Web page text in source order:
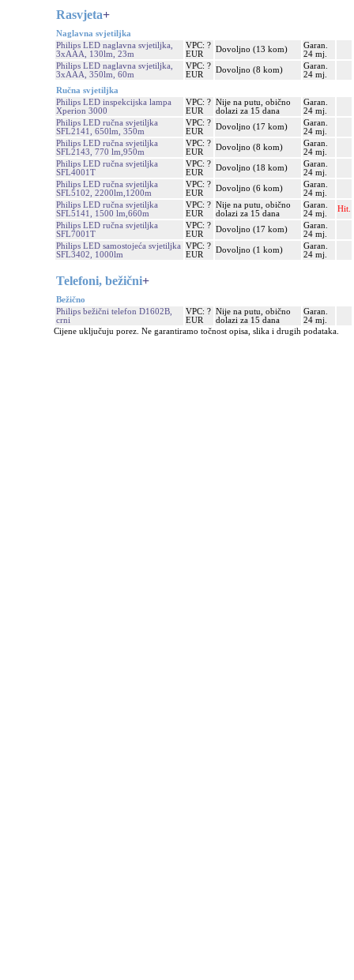
Rasvjeta+
Naglavna svjetiljka
Philips LED naglavna svjetiljka,
3xAAA, 130lm, 23m
VPC: ?
EUR
Dovoljno (13 kom)
Garan.
24 mj.
Philips LED naglavna svjetiljka,
3xAAA, 350lm, 60m
VPC: ?
EUR
Dovoljno (8 kom)
Garan.
24 mj.
Ručna svjetiljka
Philips LED inspekcijska lampa
Xperion 3000
VPC: ?
EUR
Nije na putu, obično
dolazi za 15 dana
Garan.
24 mj.
Philips LED ručna svjetiljka
SFL2141, 650lm, 350m
VPC: ?
EUR
Dovoljno (17 kom)
Garan.
24 mj.
Philips LED ručna svjetiljka
SFL2143, 770 lm,950m
VPC: ?
EUR
Dovoljno (8 kom)
Garan.
24 mj.
Philips LED ručna svjetiljka
SFL4001T
VPC: ?
EUR
Dovoljno (18 kom)
Garan.
24 mj.
Philips LED ručna svjetiljka
SFL5102, 2200lm,1200m
VPC: ?
EUR
Dovoljno (6 kom)
Garan.
24 mj.
Philips LED ručna svjetiljka
SFL5141, 1500 lm,660m
VPC: ?
EUR
Nije na putu, obično
dolazi za 15 dana
Garan.
24 mj.
Hit.
Philips LED ručna svjetiljka
SFL7001T
VPC: ?
EUR
Dovoljno (17 kom)
Garan.
24 mj.
Philips LED samostojeća svjetiljka
SFL3402, 1000lm
VPC: ?
EUR
Dovoljno (1 kom)
Garan.
24 mj.
Telefoni, bežični+
Bežično
Philips bežični telefon D1602B,
crni
VPC: ?
EUR
Nije na putu, obično
dolazi za 15 dana
Garan.
24 mj.
Cijene uključuju porez. Ne garantiramo točnost opisa, slika i drugih podataka.